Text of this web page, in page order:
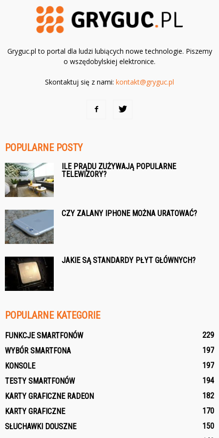
Gryguc.pl to portal dla ludzi lubiących nowe technologie. Piszemy
o wszędobylskiej elektronice.
Skontaktuj się z nami: kontakt@gryguc.pl
POPULARNE POSTY
ILE PRĄDU ZUŻYWAJĄ POPULARNE
TELEWIZORY?
CZY ZALANY IPHONE MOŻNA URATOWAĆ?
JAKIE SĄ STANDARDY PŁYT GŁÓWNYCH?
POPULARNE KATEGORIE
FUNKCJE SMARTFONÓW
229
WYBÓR SMARTFONA
197
KONSOLE
197
TESTY SMARTFONÓW
194
KARTY GRAFICZNE RADEON
182
KARTY GRAFICZNE
170
SŁUCHAWKI DOUSZNE
150